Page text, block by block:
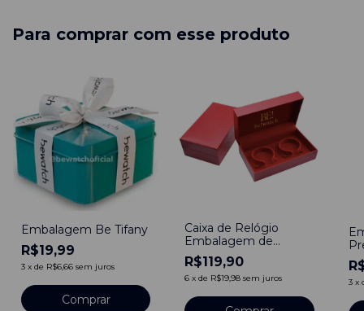
Para comprar com esse produto
Embalagem Be Tifany
R$19,99
3 x de R$6,66 sem juros
Caixa de Relógio
Embalagem de
Relógio Vermelha
R$119,90
6 xde R$19,98 sem juros 3 x